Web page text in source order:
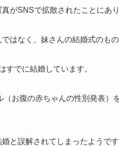
がSNSで拡散されたことにあり
はなく、妹さんの結婚式のもの
すでに結婚しています。
お腹の赤ちゃんの性別発表）
と誤解されてしまったようです